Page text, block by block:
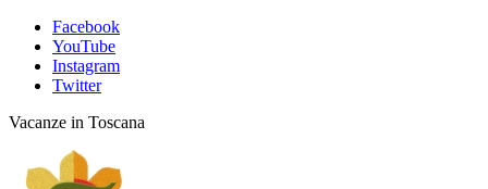
Facebook
YouTube
Instagram
Twitter
Vacanze in Toscana